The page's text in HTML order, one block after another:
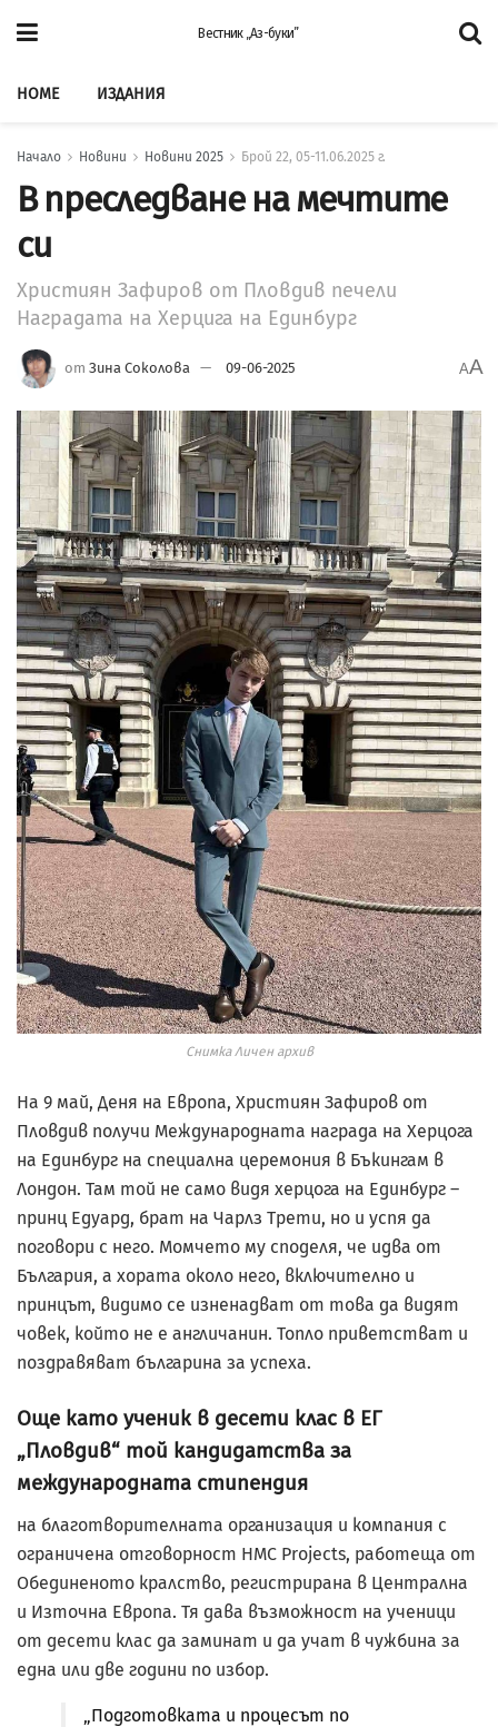
Вестник „Аз-буки”
HOME ИЗДАНИЯ
Начало Новини Новини 2025 Брой 22, 05-11.06.2025 г.
В преследване на мечтите
си
Християн Зафиров от Пловдив печели
Наградата на Херцига на Единбург
от Зина Соколова 09-06-2025 AA
Снимка Личен архив
На 9 май, Деня на Европа, Християн Зафиров от
Пловдив получи Международната награда на Херцога
на Единбург на специална церемония в Бъкингам в
Лондон. Там той не само видя херцога на Единбург –
принц Едуард, брат на Чарлз Трети, но и успя да
поговори с него. Момчето му споделя, че идва от
България, а хората около него, включително и
принцът, видимо се изненадват от това да видят
човек, който не е англичанин. Топло приветстват и
поздравяват българина за успеха.
Още като ученик в десети клас в ЕГ
„Пловдив“ той кандидатства за
международната стипендия
на благотворителната организация и компания с
ограничена отговорност HMC Projects, работеща от
Обединеното кралство, регистрирана в Централна
и Източна Европа. Тя дава възможност на ученици
от десети клас да заминат и да учат в чужбина за
една или две години по избор.
„Подготовката и процесът по